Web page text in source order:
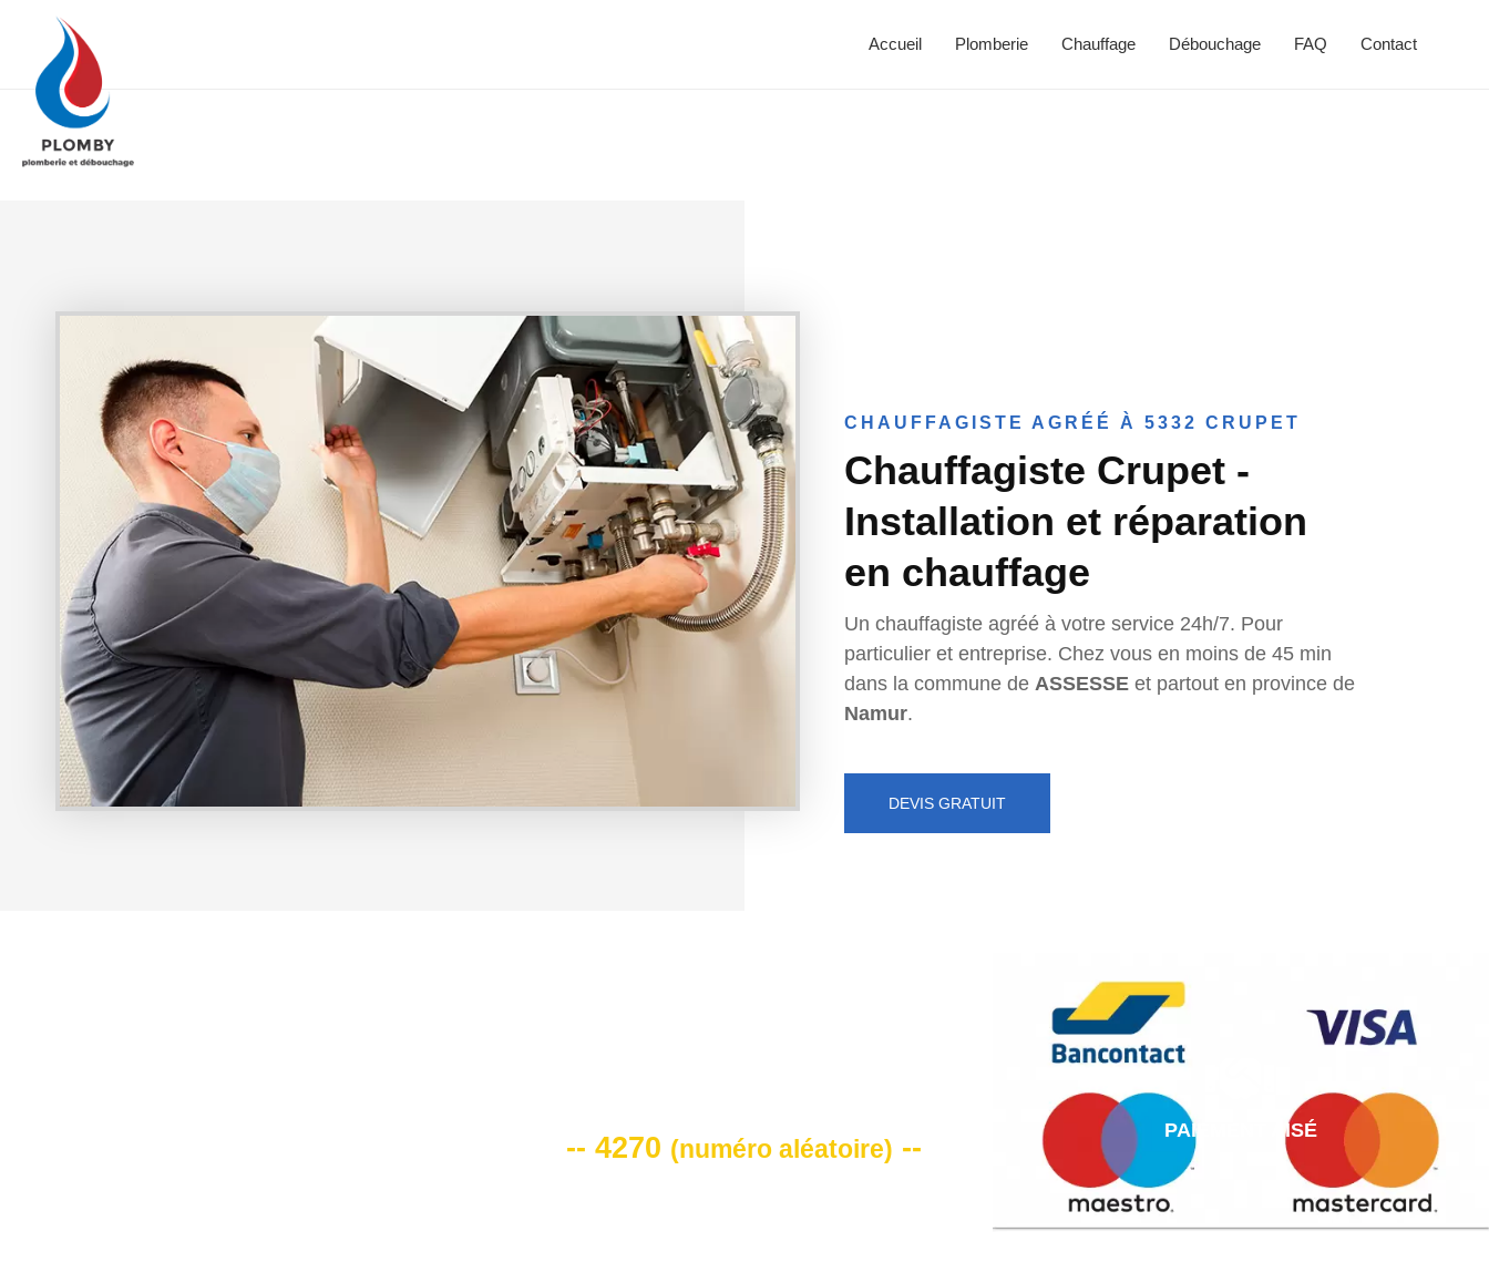
Accueil Plomberie Chauffage Débouchage FAQ Contact
CHAUFFAGISTE AGRÉÉ À 5332 CRUPET
Chauffagiste Crupet -
Installation et réparation
en chauffage
Un chauffagiste agréé à votre service 24h/7. Pour
particulier et entreprise. Chez vous en moins de 45 min
dans la commune de ASSESSE et partout en province de
Namur.
DEVIS GRATUIT
-- 4270 (numéro aléatoire) --
PAIEMENT AISÉ